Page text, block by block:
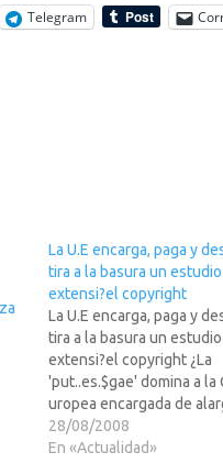
Telegram
La U.E encarga, paga y
tira a la basura un
extensi?el copyright
La U.E encarga, paga y
tira a la basura un
extensi?el copyright ¿La
'put..es.$gae' domina a la
uropea encargada de
copyright de 45 a 95 a? 50
por el morro.Seg?rs
28/08/2008
En «Actualidad»